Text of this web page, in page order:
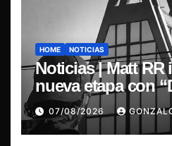
HOME NOTICIAS
Noticias | Matt RR
nueva etapa con
primer adelanto
Resonancia de
07/08/2026